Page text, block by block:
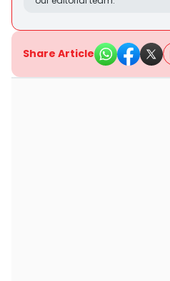
Share Article